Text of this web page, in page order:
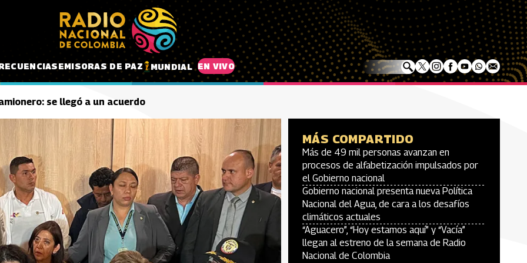
EMISORAS DE PAZ MUNDIAL EN VIVO
se llegó a un acuerdo
MÁS COMPARTIDO
Más de 49 mil personas avanzan en
procesos de alfabetización impulsados por
el Gobierno nacional
Gobierno nacional presenta nueva Política
Nacional del Agua, de cara a los desafíos
climáticos actuales
“Aguacero”, “Hoy estamos aquí” y “Vacía”
llegan al estreno de la semana de Radio
Nacional de Colombia